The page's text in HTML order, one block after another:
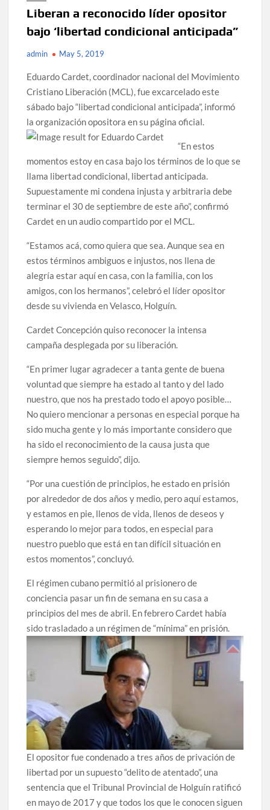
Liberan a reconocido líder opositor
bajo ‘libertad condicional anticipada”
admin May 5, 2019
Eduardo Cardet, coordinador nacional del Movimiento
Cristiano Liberación (MCL), fue excarcelado este
sábado bajo “libertad condicional anticipada”, informó
la organización opositora en su página oficial.
“En estos
momentos estoy en casa bajo los términos de lo que se
llama libertad condicional, libertad anticipada.
Supuestamente mi condena injusta y arbitraria debe
terminar el 30 de septiembre de este año”, confirmó
Cardet en un audio compartido por el MCL.
“Estamos acá, como quiera que sea. Aunque sea en
estos términos ambiguos e injustos, nos llena de
alegría estar aquí en casa, con la familia, con los
amigos, con los hermanos”, celebró el líder opositor
desde su vivienda en Velasco, Holguín.
Cardet Concepción quiso reconocer la intensa
campaña desplegada por su liberación.
“En primer lugar agradecer a tanta gente de buena
voluntad que siempre ha estado al tanto y del lado
nuestro, que nos ha prestado todo el apoyo posible…
No quiero mencionar a personas en especial porque ha
sido mucha gente y lo más importante considero que
ha sido el reconocimiento de la causa justa que
siempre hemos seguido”, dijo.
“Por una cuestión de principios, he estado en prisión
por alrededor de dos años y medio, pero aquí estamos,
y estamos en pie, llenos de vida, llenos de deseos y
esperando lo mejor para todos, en especial para
nuestro pueblo que está en tan difícil situación en
estos momentos”, concluyó.
El régimen cubano permitió al prisionero de
conciencia pasar un fin de semana en su casa a
principios del mes de abril. En febrero Cardet había
sido trasladado a un régimen de “mínima” en prisión.
El opositor fue condenado a tres años de privación de
libertad por un supuesto “delito de atentado”, una
sentencia que el Tribunal Provincial de Holguín ratificó
en mayo de 2017 y que todos los que le conocen siguen